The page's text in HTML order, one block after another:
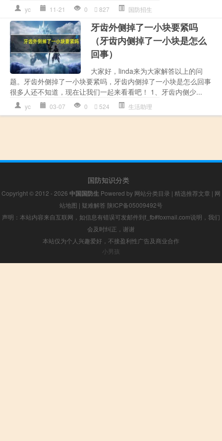
yc 11-21 0 827 国防招生
牙齿外侧掉了一小块要紧吗
（牙齿内侧掉了一小块是怎么
回事）
大家好，linda来为大家解答以上的问
题。牙齿外侧掉了一小块要紧吗，牙齿内侧掉了一小块是怎么回事
很多人还不知道，现在让我们一起来看看吧！ 1、牙齿内侧少...
yc 03-07 0 524 生活助理
国防知识分类
Copyright © 2012 - 2026 中国国防生 Powered by 网站分类目录 | 精选推荐文章 | 网
站地图 | 疑难解答 陕ICP备05009492号
声明：本站内容来自互联网，如信息有错误可发邮件到f_fb#foxmail.com说明，我们
会及时纠正，谢谢
本站仅为个人兴趣爱好，不接盈利性广告及商业合作
小男孩